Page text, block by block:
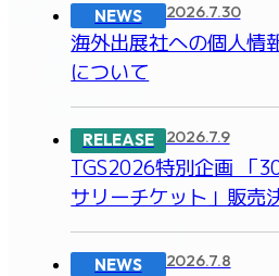
NEWS 2026.7.30
海外出展社への個人情
について
RELEASE 2026.7.9
TGS2026特別企画 「
サリーチケット」販売
NEWS 2026.7.8